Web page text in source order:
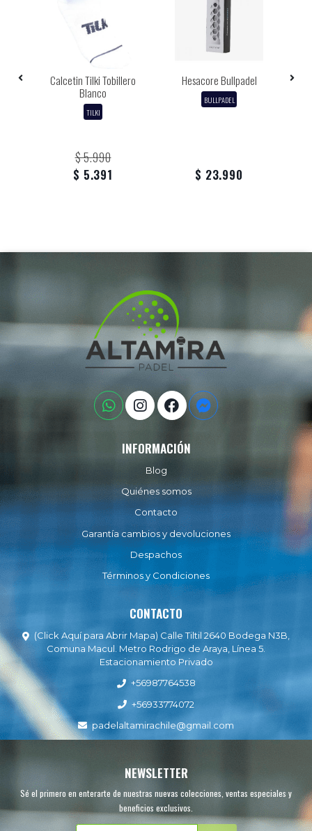
Calcetin Tilki Tobillero
Blanco
TILKI
$ 5.990
$ 5.391
Hesacore Bullpadel
BULLPADEL
$ 23.990
INFORMACIÓN
Blog
Quiénes somos
Contacto
Garantía cambios y devoluciones
Despachos
Términos y Condiciones
CONTACTO
(Click Aquí para Abrir Mapa) Calle Tiltil 2640 Bodega N3B,
Comuna Macul. Metro Rodrigo de Araya, Línea 5.
Estacionamiento Privado
+56987764538
+56933774072
padelaltamirachile@gmail.com
NEWSLETTER
Sé el primero en enterarte de nuestras nuevas colecciones, ventas especiales y
beneficios exclusivos.